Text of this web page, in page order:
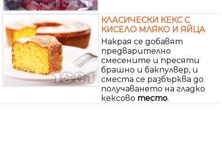
КЛАСИЧЕСКИ КЕКС С
КИСЕЛО МЛЯКО И ЯЙЦА
Накрая се добавят
предварително
смесените и пресяти
брашно и бакпулвер, и
сместа се разбърква до
получаването на гладко
кексово тесто.